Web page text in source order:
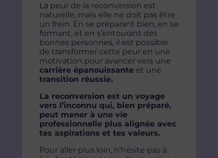
La peur de la reconversion est
naturelle, mais elle ne doit pas être
un frein. En se préparant bien, en se
formant, et en s’entourant des
bonnes personnes, il est possible
de transformer cette peur en une
motivation pour avancer vers une
carrière épanouissanteet une
transition réussie.
La reconversion est un voyage
vers l’inconnu qui, bien préparé,
peut mener à une vie
professionnelle plus alignée avec
tes aspirations et tes valeurs.
Pour aller plus loin, n’hésite pas à